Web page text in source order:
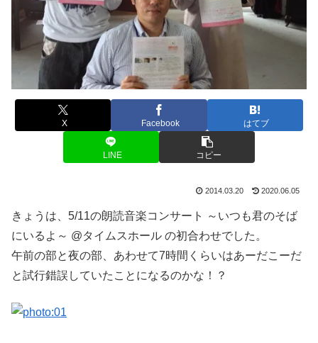
X Facebook はてブ
LINE コピー
2014.03.20 2020.06.05
きょうは、5/11の朗読音楽コンサート ～いつも君のそば
にいるよ～ @タイムスホール の初合わせでした。
午前の部と夜の部、あわせて7時間くらいはあーだこーだ
と試行錯誤していたことになるのかな！？